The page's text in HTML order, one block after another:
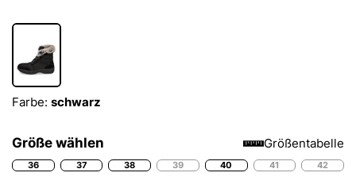
Farbe: schwarz
Größe wählen Größentabelle
36 37 38 39 40 41 42